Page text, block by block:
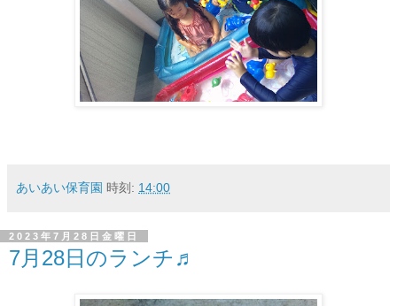
あいあい保育園 時刻: 14:00
2023年7月28日金曜日
7月28日のランチ♬